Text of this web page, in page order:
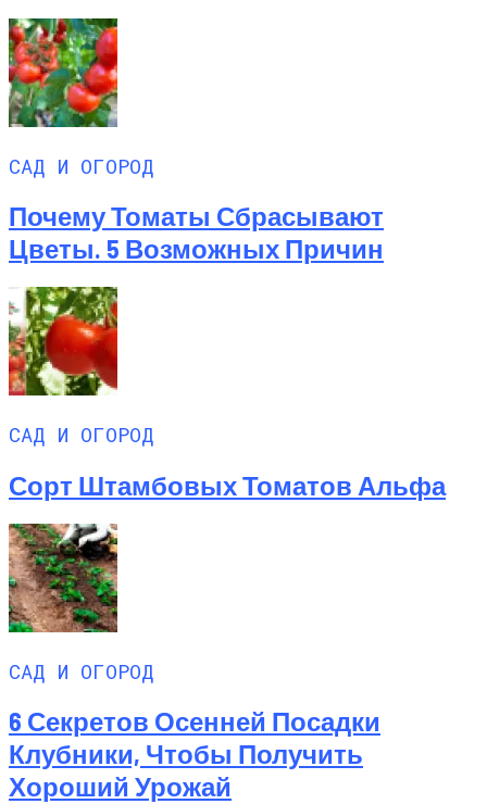
САД И ОГОРОД
Почему Томаты Сбрасывают
Цветы. 5 Возможных Причин
САД И ОГОРОД
Сорт Штамбовых Томатов Альфа
САД И ОГОРОД
6 Секретов Осенней Посадки
Клубники, Чтобы Получить
Хороший Урожай